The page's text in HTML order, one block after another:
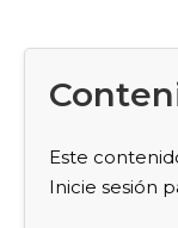
Este
Inicie sesión